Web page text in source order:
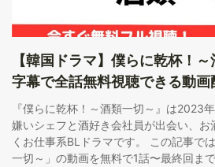
【韓国ドラマ】僕らに乾杯！
字幕で全話無料視聴できる動画
『僕らに乾杯！～酒類一切～』は2023
嫌いシェフと酒好き会社員が出会い、お
くお仕事系BLドラマです。 この記事で
一切～」の動画を無料で1話〜最終回ま